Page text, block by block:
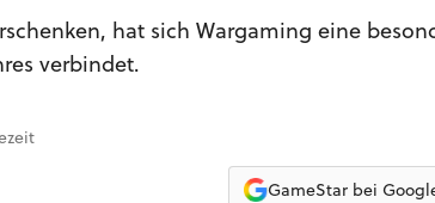
hat sich Wargaming eine
verbindet.
GameStar bei